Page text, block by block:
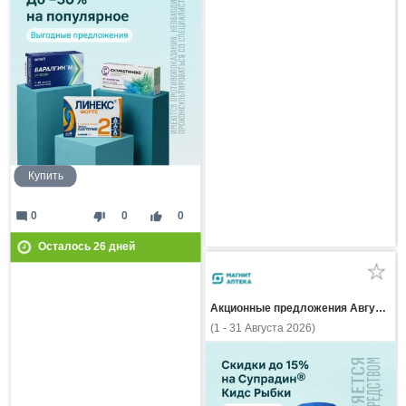
Купить
thumb_down 0 thumb_up 0
mode_comment 0
Осталось 26дней
Акционные предложения Августа
(1 - 31 Августа 2026)